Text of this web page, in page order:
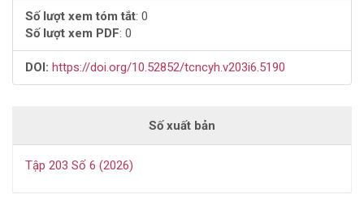
bài
viết
Số lượt xem tóm tắt: 0
Số lượt xem PDF: 0
DOI: https://doi.org/10.52852/tcncyh.v203i6.5190
Số xuất bản
Tập 203 Số 6 (2026)